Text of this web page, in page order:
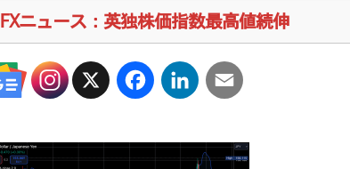
FXニュース：英独株価指数最高値続伸